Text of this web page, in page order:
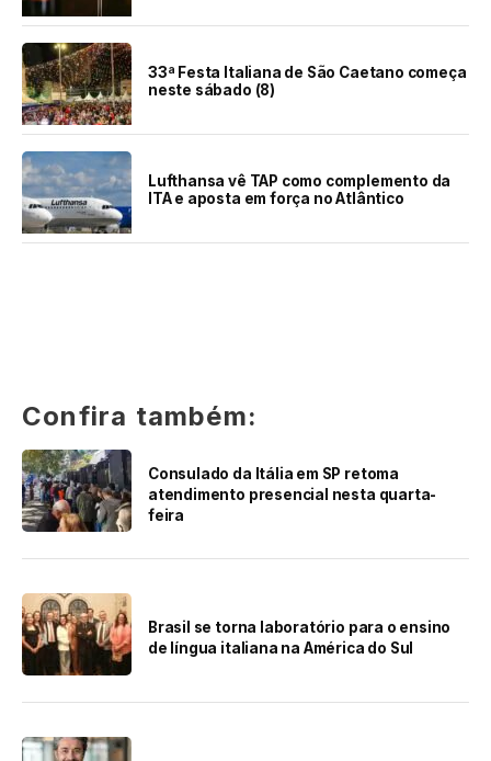
33ª Festa Italiana de São Caetano começa
neste sábado (8)
Lufthansa vê TAP como complemento da
ITA e aposta em força no Atlântico
Confira também:
Consulado da Itália em SP retoma
atendimento presencial nesta quarta-
feira
Brasil se torna laboratório para o ensino
de língua italiana na América do Sul